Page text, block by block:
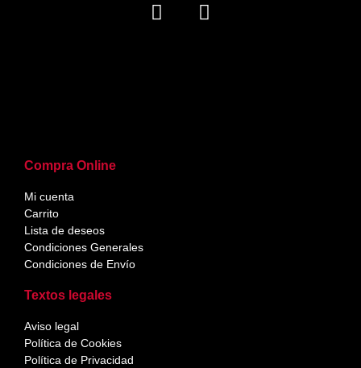
Compra Online
Mi cuenta
Carrito
Lista de deseos
Condiciones Generales
Condiciones de Envío
Textos legales
Aviso legal
Política de Cookies
Política de Privacidad